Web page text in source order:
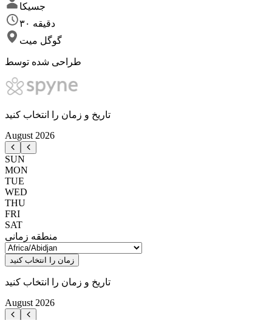
جسیکا
۳۰ دقیقه
گوگل میت
طراحی شده توسط
تاریخ و زمان را انتخاب کنید
August 2026
SUN
MON
TUE
WED
THU
FRI
SAT
منطقه زمانی
زمان را انتخاب کنید
تاریخ و زمان را انتخاب کنید
August 2026